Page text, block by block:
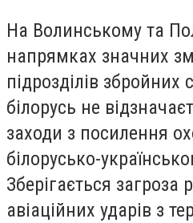
На Волинському та
напрямках значних
підрозділів збройних
білорусь не
заходи з посилення
білорусько-
Зберігається загроза
авіаційних ударів з